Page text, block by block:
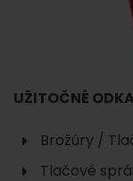
UŽITOČNÉ
Brožúry /
Tlačové